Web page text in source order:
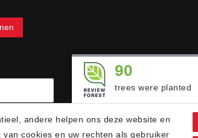
andere helpen ons deze website en
cookies en uw rechten als gebruiker
90
trees were planted